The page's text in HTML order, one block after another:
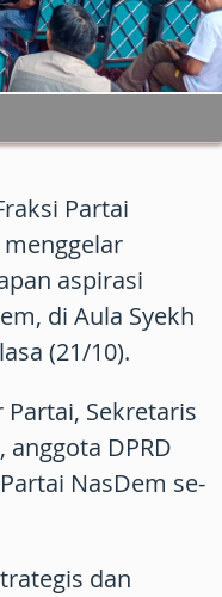
Partai
menggelar
aspirasi
di Aula Syekh
(21/10).
Sekretaris
DPRD
NasDem se-
dan